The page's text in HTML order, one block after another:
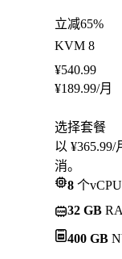
立减65%
KVM 8
¥540.99
¥189.99/月
选择套餐
以
消。
8 个
32 GB
400 GB